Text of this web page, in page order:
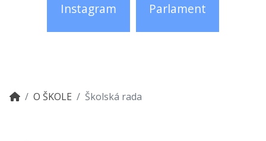
Instagram Parlament
O ŠKOLE Školská rada